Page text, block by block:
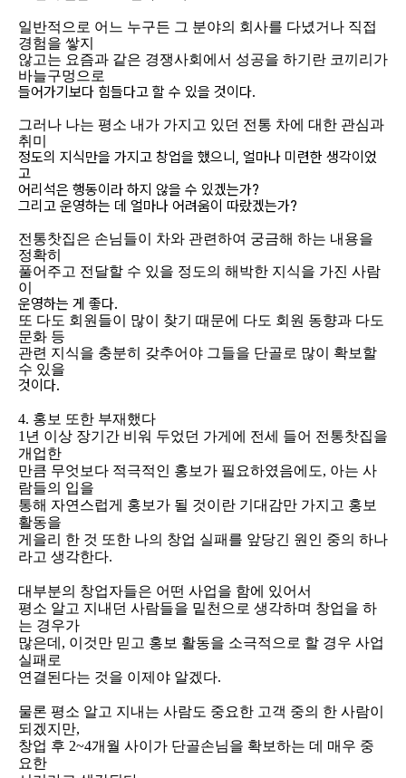
일반적으로 어느 누구든 그 분야의 회사를 다녔거나 직접
경험을 쌓지
않고는 요즘과 같은 경쟁사회에서 성공을 하기란 코끼리가
바늘구멍으로
들어가기보다 힘들다고 할 수 있을 것이다.
그러나 나는 평소 내가 가지고 있던 전통 차에 대한 관심과
취미
정도의 지식만을 가지고 창업을 했으니, 얼마나 미련한 생각이었
고
어리석은 행동이라 하지 않을 수 있겠는가?
그리고 운영하는 데 얼마나 어려움이 따랐겠는가?
전통찻집은 손님들이 차와 관련하여 궁금해 하는 내용을
정확히
풀어주고 전달할 수 있을 정도의 해박한 지식을 가진 사람
이
운영하는 게 좋다.
또 다도 회원들이 많이 찾기 때문에 다도 회원 동향과 다도
문화 등
관련 지식을 충분히 갖추어야 그들을 단골로 많이 확보할
수 있을
것이다.
4. 홍보 또한 부재했다
1년 이상 장기간 비워 두었던 가게에 전세 들어 전통찻집을
개업한
만큼 무엇보다 적극적인 홍보가 필요하였음에도, 아는 사
람들의 입을
통해 자연스럽게 홍보가 될 것이란 기대감만 가지고 홍보
활동을
게을리 한 것 또한 나의 창업 실패를 앞당긴 원인 중의 하나
라고 생각한다.
대부분의 창업자들은 어떤 사업을 함에 있어서
평소 알고 지내던 사람들을 밑천으로 생각하며 창업을 하
는 경우가
많은데, 이것만 믿고 홍보 활동을 소극적으로 할 경우 사업
실패로
연결된다는 것을 이제야 알겠다.
물론 평소 알고 지내는 사람도 중요한 고객 중의 한 사람이
되겠지만,
창업 후 2~4개월 사이가 단골손님을 확보하는 데 매우 중
요한